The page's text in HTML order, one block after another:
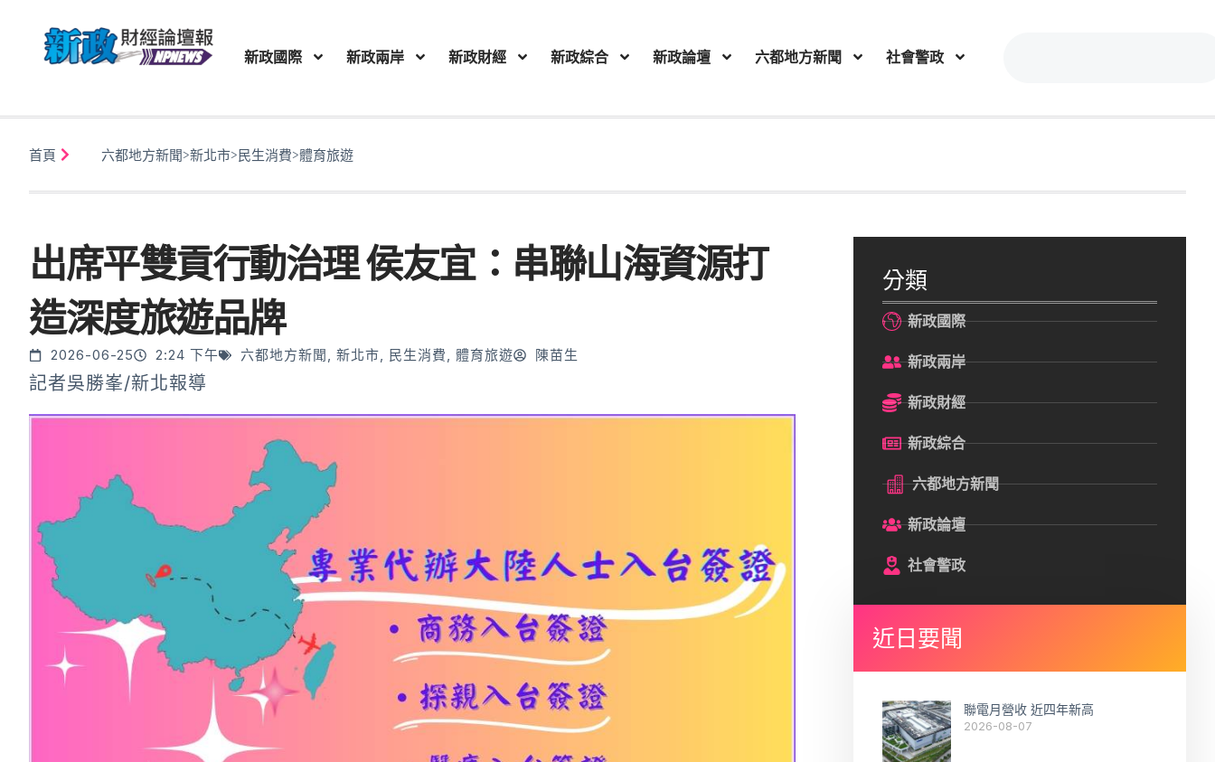
新政國際 新政兩岸 新政財經 新政綜合 新政論壇 六都地方新聞 社會警政
首頁 六都地方新聞>新北市>民生消費>體育旅遊
出席平雙貢行動治理 侯友宜：串聯山海資源打
造深度旅遊品牌
2026-06-25 2:24 下午 六都地方新聞, 新北市, 民生消費, 體育旅遊 陳苗生
記者吳勝峯/新北報導
分類
新政國際
新政兩岸
新政財經
新政綜合
六都地方新聞
新政論壇
社會警政
近日要聞
聯電月營收 近四年新高
2026-08-07